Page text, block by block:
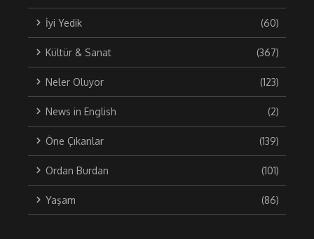
İyi Yedik (60)
Kültür & Sanat (367)
Neler Oluyor (123)
News in English (2)
Öne Çıkanlar (139)
Ordan Burdan (101)
Yaşam (86)